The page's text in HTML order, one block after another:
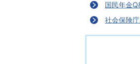
国民年金
社会保険